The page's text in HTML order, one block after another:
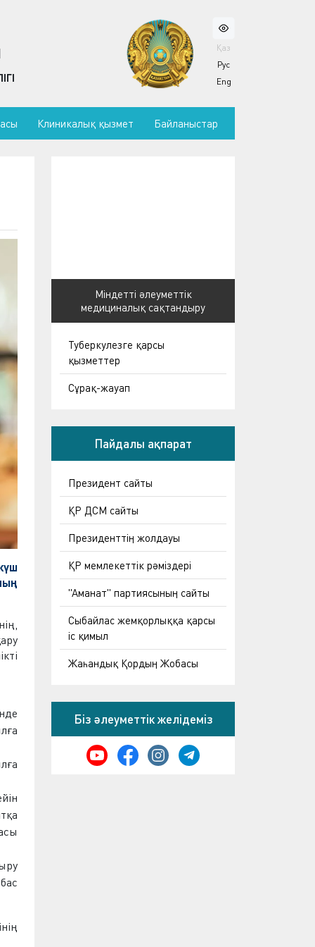
Қаз
Рус
Eng
Клиникалық қызмет Байланыстар
Міндетті әлеуметтік
медициналық сақтандыру
Туберкулезге қарсы
қызметтер
Сұрақ-жауап
Пайдалы ақпарат
Президент сайты
ҚР ДСМ сайты
Президенттің жолдауы
ҚР мемлекеттік рәміздері
"Аманат" партиясының сайты
Сыбайлас жемқорлыққа қарсы
іс қимыл
Жаһандық Қордың Жобасы
Біз әлеуметтік желідеміз